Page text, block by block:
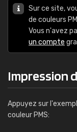
Sur ce site,
de couleurs
Vous n'avez
un compte
Impression
Appuyez sur
couleur PMS: